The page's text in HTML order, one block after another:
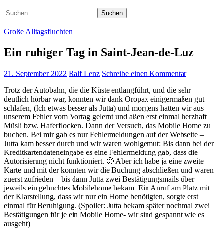
Suchen
nach:
Große Alltagsfluchten
Ein ruhiger Tag in Saint-Jean-de-Luz
21. September 2022 Ralf Lenz Schreibe einen Kommentar
Trotz der Autobahn, die die Küste entlangführt, und die sehr
deutlich hörbar war, konnten wir dank Oropax einigermaßen gut
schlafen, (Ich etwas besser als Jutta) und morgens hatten wir aus
unserem Fehler vom Vortag gelernt und aßen erst einmal herzhaft
Müsli bzw. Haferflocken. Dann der Versuch, das Mobile Home zu
buchen. Bei mir gab es nur Fehlermeldungen auf der Webseite –
Jutta kam besser durch und wir waren wohlgemut: Bis dann bei der
Kreditkartendateneingabe es eine Fehlermeldung gab, dass die
Autorisierung nicht funktioniert. 🙁 Aber ich habe ja eine zweite
Karte und mit der konnten wir die Buchung abschließen und waren
zuerst zufrieden – bis dann Jutta zwei Bestätigungsmails über
jeweils ein gebuchtes Mobilehome bekam. Ein Anruf am Platz mit
der Klarstellung, dass wir nur ein Home benötigten, sorgte erst
einmal für Beruhigung. (Spoiler: Jutta bekam später nochmal zwei
Bestätigungen für je ein Mobile Home- wir sind gespannt wie es
ausgeht)